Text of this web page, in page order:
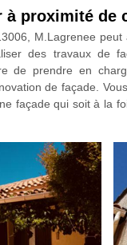
à proximité de
M.Lagrenee
des travaux de
de prendre en
de façade.
façade qui soit à la